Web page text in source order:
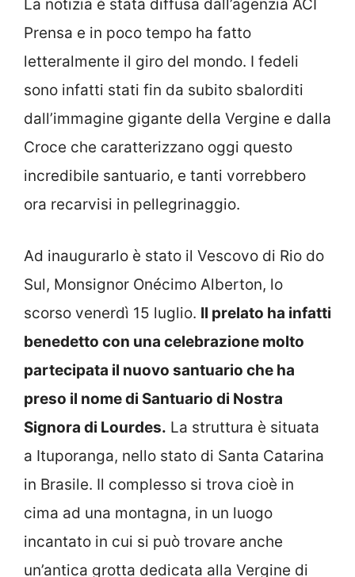
La notizia è stata diffusa dall’agenzia ACI
Prensa e in poco tempo ha fatto
letteralmente il giro del mondo. I fedeli
sono infatti stati fin da subito sbalorditi
dall’immagine gigante della Vergine e dalla
Croce che caratterizzano oggi questo
incredibile santuario, e tanti vorrebbero
ora recarvisi in pellegrinaggio.
Ad inaugurarlo è stato il Vescovo di Rio do
Sul, Monsignor Onécimo Alberton, lo
scorso venerdì 15 luglio. Il prelato ha infatti
benedetto con una celebrazione molto
partecipata il nuovo santuario che ha
preso il nome di Santuario di Nostra
Signora di Lourdes. La struttura è situata
a Ituporanga, nello stato di Santa Catarina
in Brasile. Il complesso si trova cioè in
cima ad una montagna, in un luogo
incantato in cui si può trovare anche
un’antica grotta dedicata alla Vergine di